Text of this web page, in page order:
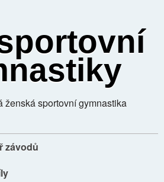
ženská sportovní gymnastika
závodů